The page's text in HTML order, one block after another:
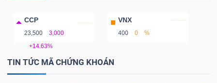
CCP
23,500
3,000
+14.63%
VNX
400 0 %
TIN TỨC MÃ CHỨNG KHOÁN